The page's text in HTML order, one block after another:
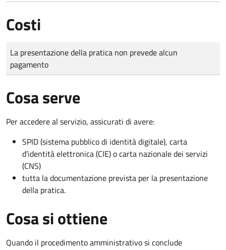
Costi
Tipo di pagamento
Importo
La presentazione della pratica non prevede alcun
pagamento
Cosa serve
Per accedere al servizio, assicurati di avere:
SPID (sistema pubblico di identità digitale), carta
d’identità elettronica (CIE) o carta nazionale dei servizi
(CNS)
tutta la documentazione prevista per la presentazione
della pratica.
Cosa si ottiene
Quando il procedimento amministrativo si conclude